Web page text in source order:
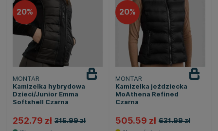
20
MONTAR
Kamizelka hybrydowa
Dzieci/Junior Emma
Softshell Czarna
252.79 zł 315.99 zł
20
MONTAR
Kamizelka jeździecka
MoAthena Refined
Czarna
505.59 zł 631.99 zł